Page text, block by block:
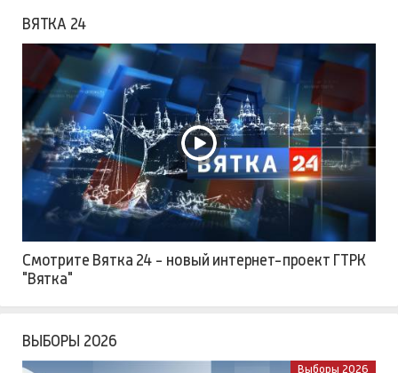
ВЯТКА 24
Смотрите Вятка 24 - новый интернет-проект ГТРК
"Вятка"
ВЫБОРЫ 2026
Выборы 2026